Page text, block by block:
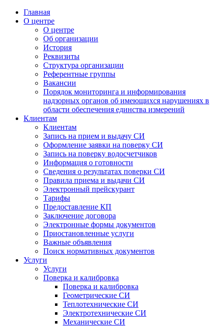
Главная
О центре
О центре
Об организации
История
Реквизиты
Структура организации
Референтные группы
Вакансии
Порядок мониторинга и информирования
надзорных органов об имеющихся нарушениях в
области обеспечения единства измерений
Клиентам
Клиентам
Запись на прием и выдачу СИ
Оформление заявки на поверку СИ
Запись на поверку водосчетчиков
Информация о готовности
Сведения о результатах поверки СИ
Правила приема и выдачи СИ
Электронный прейскурант
Тарифы
Предоставление КП
Заключение договора
Электронные формы документов
Приостановленные услуги
Важные объявления
Поиск нормативных документов
Услуги
Услуги
Поверка и калибровка
Поверка и калибровка
Геометрические СИ
Теплотехнические СИ
Электротехнические СИ
Механические СИ